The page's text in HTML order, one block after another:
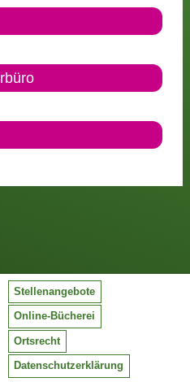
Stellenangebote
Online-Bücherei
Ortsrecht
Datenschutzerklärung